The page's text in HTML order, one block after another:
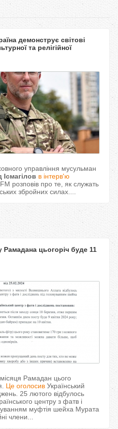
демонструє світові
та релігійної
управління мусульман
Ісмагілов в інтерв'ю
розповів про те, як служать
збройних силах....
цьогоріч буде 11
Рамадан цього
Це оголосив Український
25 лютого відбулось
центру з фатв і
муфтія шейха Мурата
члени...